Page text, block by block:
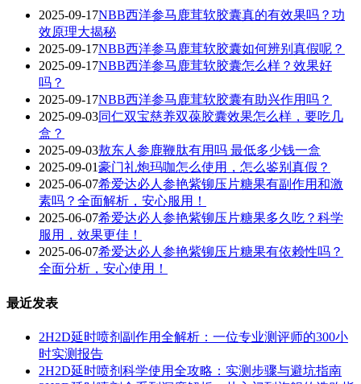
2025-09-17NBB西洋参马鹿茸软胶囊真的有效果吗？功
效原理大揭秘
2025-09-17NBB西洋参马鹿茸软胶囊如何辨别真假呢？
2025-09-17‌NBB西洋参马鹿茸软胶囊怎么样？效果好
吗？‌
2025-09-17NBB西洋参马鹿茸软胶囊有助兴作用吗？
2025-09-03同仁双宝慈养双葆胶囊效果怎么样，要吃几
盒？
2025-09-03敖东人参鹿鞭肽有用吗 最低多少钱一盒
2025-09-01豪门礼炮玛咖怎么使用，怎么鉴别真假？
2025-06-07希爱达必人参艳紫铆压片糖果有副作用和激
素吗？全面解析，安心服用！
2025-06-07希爱达必人参艳紫铆压片糖果多久吃？科学
服用，效果更佳！
2025-06-07希爱达必人参艳紫铆压片糖果有依赖性吗？
全面分析，安心使用！
最近发表
2H2D延时喷剂副作用全解析：一位专业测评师的300小
时实测报告
2H2D延时喷剂科学使用全攻略：实测步骤与避坑指南